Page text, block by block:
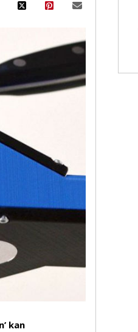
kan